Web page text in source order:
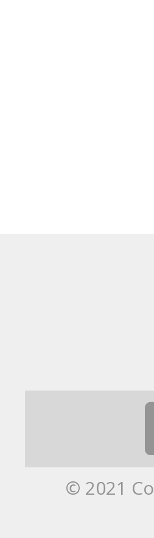
© 2021